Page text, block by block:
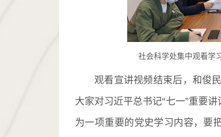
社会科学处集中观看学
观看宣讲视频结束后，和俊
大家对习近平总书记“七一”重要
为一项重要的党史学习内容，要